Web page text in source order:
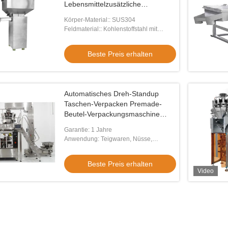
Erdnuss-Korn-Tee-
T/C/z-Art Doppelt-
erhalten
Video
Schüsselfördermaschinen Z-Typ-Aufzug
Edelstahlgeschrägter Schüsselförderer
Beste Preis erhalten
Lebensmittelzusätzliche
Körper-Material:: SUS304
Feldmaterial:: Kohlenstoffstahl mit
Beste Preis erhalten
Automatisches Dreh-Standup
Taschen-Verpacken Premade-
Beutel-Verpackungsmaschine
Garantie: 1 Jahre
Anwendung: Teigwaren, Nüsse,
Beste Preis erhalten
Video